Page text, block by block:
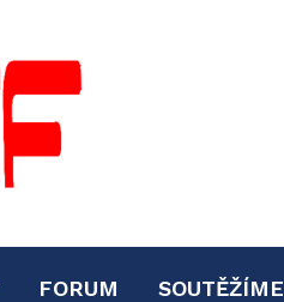
FORUM SOUTĚŽÍME